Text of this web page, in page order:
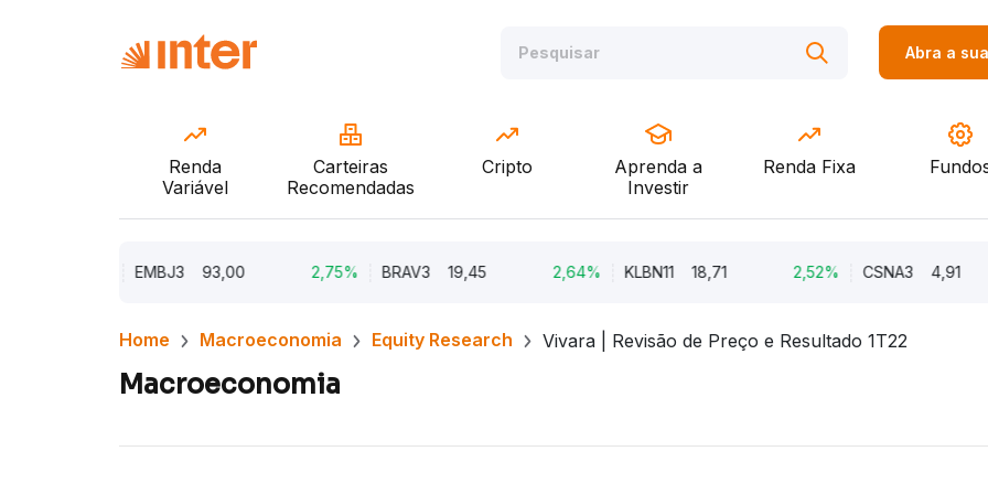
Abra a
Renda
Variável
Carteiras
Recomendadas
Cripto
Aprenda a
Investir
Renda Fixa
93,00 BRAV3 19,45 KLBN11 18,71 CSNA3 4,91
Home Macroeconomia Equity Research Vivara | Revisão de Preço e Resultado 1T22
Macroeconomia